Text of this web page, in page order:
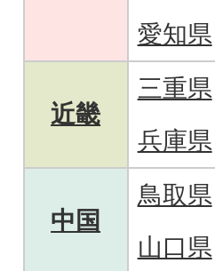
愛知県
近畿
三重県
兵庫県
中国
鳥取県
山口県